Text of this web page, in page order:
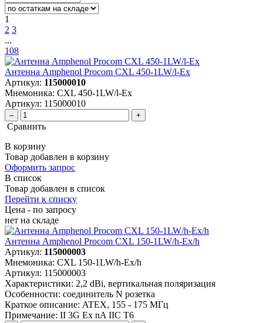
1
2 3
...
108
Антенна Amphenol Procom CXL 450-1LW/l-Ex
Артикул: 115000010
Мнемоника: CXL 450-1LW/l-Ex
Артикул: 115000010
– +
Сравнить
В корзину
Товар добавлен в корзину
Оформить запрос
В список
Товар добавлен в список
Перейти к списку
Цена - по запросу
нет на складе
Антенна Amphenol Procom CXL 150-1LW/h-Ex/h
Артикул: 115000003
Мнемоника: CXL 150-1LW/h-Ex/h
Артикул: 115000003
Характеристики: 2,2 dBi, вертикальная поляризация
Особенности: соединитель N розетка
Краткое описание: ATEX, 155 - 175 МГц
Примечание: II 3G Ex nA IIC T6